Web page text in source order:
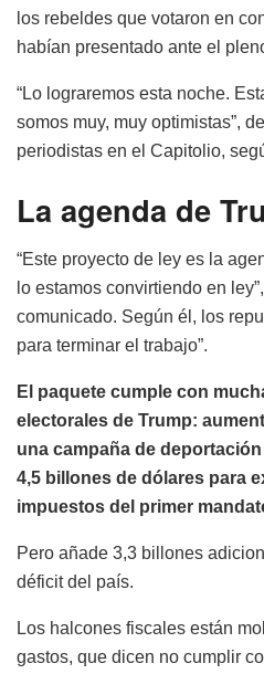
los rebeldes que votaron en
habían presentado ante el
“Lo lograremos esta noche.
somos muy, muy optimistas”,
periodistas en el Capitolio,
La agenda de
“Este proyecto de ley es la
lo estamos convirtiendo en
comunicado. Según él, los
para terminar el trabajo”.
El paquete cumple con
electorales de Trump:
una campaña de
4,5 billones de dólares para
impuestos del primer
Pero añade 3,3 billones
déficit del país.
Los halcones fiscales están
gastos, que dicen no cumplir